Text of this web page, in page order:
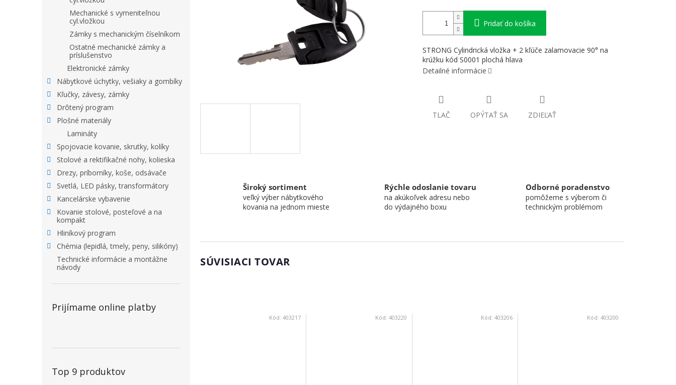
Mechanické s vymeniteľnou
cyl.vložkou
Zámky s mechanickým číselníkom
Ostatné mechanické zámky a
príslušenstvo
Elektronické zámky
Nábytkové úchytky, vešiaky a gombíky
Kľučky, závesy, zámky
Drôtený program
Plošné materiály
Lamináty
Spojovacie kovanie, skrutky, kolíky
Stolové a rektifikačné nohy, kolieska
Drezy, príborníky, koše, odsávače
Svetlá, LED pásky, transformátory
Kancelárske vybavenie
Kovanie stolové, posteľové a na
kompakt
Hliníkový program
Chémia (lepidlá, tmely, peny, silikóny)
Technické informácie a montážne
návody
Prijímame online platby
Top 9 produktov
Pridať do košíka
STRONG Cylindrická vložka + 2 kľúče zalamovacie 90° na
krúžku kód S0001 plochá hlava
Detailné informácie
TLAČ OPÝTAŤ SA ZDIEĽAŤ
Široký sortiment
veľký výber nábytkového
kovania na jednom mieste
Rýchle odoslanie tovaru
na akúkoľvek adresu nebo
do výdajného boxu
Odborné poradenstvo
pomôžeme s výberom či
technickým problémom
SÚVISIACI TOVAR
Kód: 403217 Kód: 403220 Kód:403206 Kód: 403200